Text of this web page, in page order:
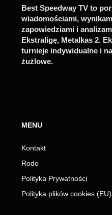
Best Speedway TV to
wiadomościami,
zapowiedziami i
Ekstraligę, Metalkas 2.
turnieje indywidualne i
żużlowe.
MENU
Kontakt
Rodo
Polityka Prywatności
Polityka plików cookies (EU)